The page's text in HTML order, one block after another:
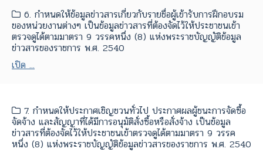
6. กำหนดให้ข้อมูลข่าวสารเกี่ยวกับรายชื่อผู้เข้ารับการฝึกอบรม
ของหน่วยงานต่างๆ เป็นข้อมูลข่าวสารที่ต้องจัดไว้ให้ประชาชนเข้า
ตรวจดูได้ตามมาตรา 9 วรรคหนึ่ง (8) แห่งพระราชบัญญัติข้อมูล
ข่าวสารของราชการ พ.ศ. 2540
เปิด ...
7. กำหนดให้ประกาศเชิญชวนทั่วไป ประกาศผลผู้ชนะการจัดซื้อ
จัดจ้าง และสัญญาที่ได้มีการอนุมัติสั่งซื้อหรือสั่งจ้าง เป็นข้อมูล
ข่าวสารที่ต้องจัดไว้ให้ประชาชนเข้าตรวจดูได้ตามมาตรา 9 วรรค
หนึ่ง (8) แห่งพระราชบัญญัติข้อมูลข่าวสารของราชการ พ.ศ. 2540